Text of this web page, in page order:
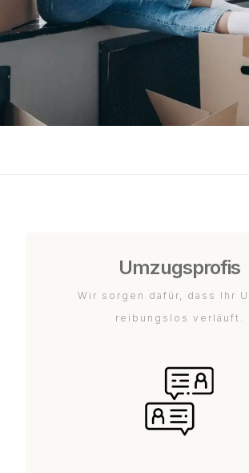
Umzugsprofis
Wir sorgen dafür, dass Ihr
reibungslos verläuft.